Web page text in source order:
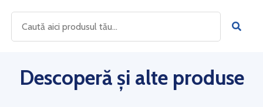
Descoperă și alte produse